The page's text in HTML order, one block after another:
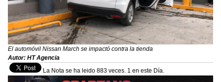
El automóvil Nissan March se impactó contra la tienda
Autor: HT Agencia
La Nota se ha leido 883 veces. 1 en este Día.